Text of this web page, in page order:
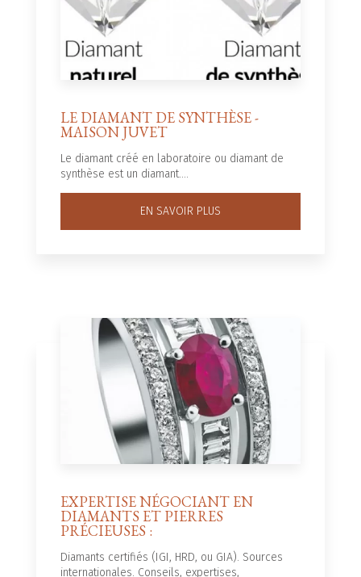
LE DIAMANT DE SYNTHÈSE -
MAISON JUVET
Le diamant créé en laboratoire ou diamant de
synthèse est un diamant....
EN SAVOIR PLUS
EXPERTISE NÉGOCIANT EN
DIAMANTS ET PIERRES
PRÉCIEUSES :
Diamants certifiés (IGI, HRD, ou GIA). Sources
internationales. Conseils, expertises,